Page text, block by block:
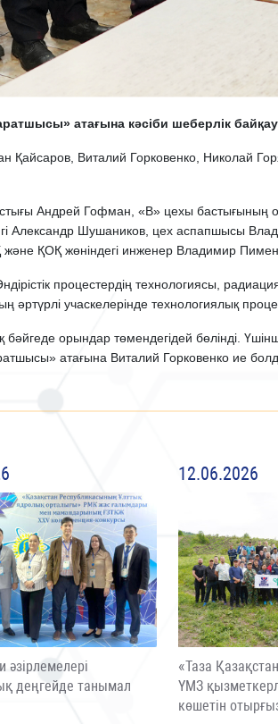
атағына кәсіби шеберлік
Виталий Горковенко, Николай
Андрей Гофман, «В» цехы
Александр Шушаников, цех аспапшысы
ҚОҚ жөніндегі инженер Владимир
процестердің технологиясы,
әртүрлі учаскелерінде технологиялық
орындар төмендегідей бөлінді.
атағына Виталий Горковенко ие
деңгейде танымал
12.06.2026
«Таза
ҮМЗ
көшетін